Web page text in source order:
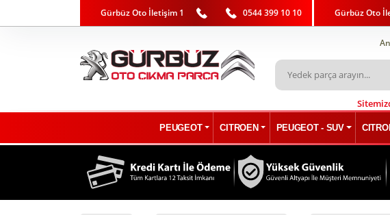
Gürbüz Oto İletişim 1 0544 399 10 10 Gürbüz Oto
PEUGEOT CITROEN PEUGEOT - SUV